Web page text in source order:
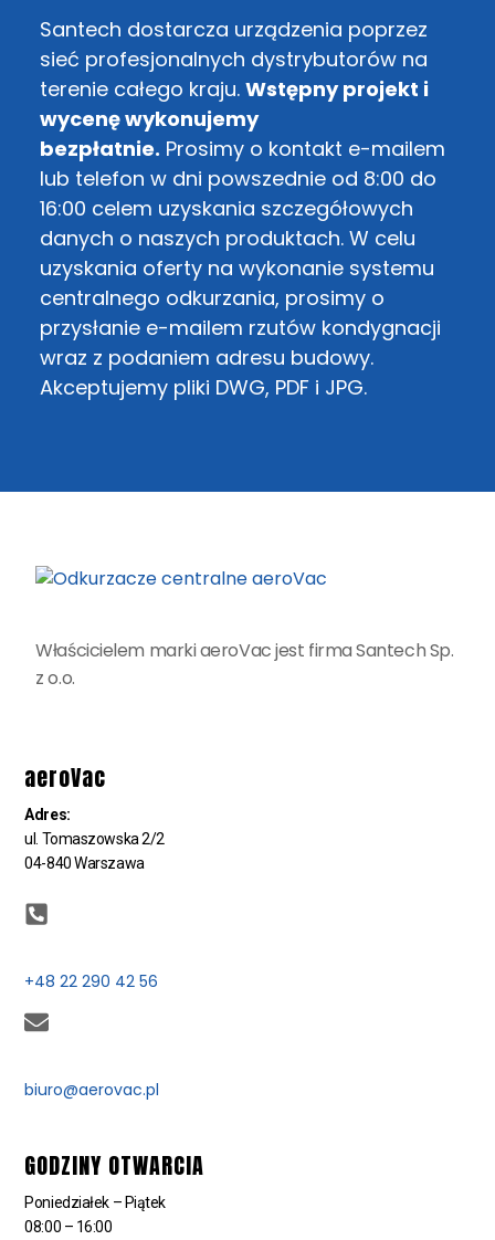
Santech dostarcza urządzenia poprzez
sieć profesjonalnych dystrybutorów na
terenie całego kraju. Wstępny projekt i
wycenę wykonujemy
bezpłatnie. Prosimy o kontakt e-mailem
lub telefon w dni powszednie od 8:00 do
16:00 celem uzyskania szczegółowych
danych o naszych produktach. W celu
uzyskania oferty na wykonanie systemu
centralnego odkurzania, prosimy o
przysłanie e-mailem rzutów kondygnacji
wraz z podaniem adresu budowy.
Akceptujemy pliki DWG, PDF i JPG.
Właścicielem marki aeroVac jest firma Santech Sp.
z o.o.
aeroVac
Adres:
ul. Tomaszowska 2/2
04-840 Warszawa
+48 22 290 42 56
biuro@aerovac.pl
GODZINY OTWARCIA
Poniedziałek – Piątek
08:00 – 16:00